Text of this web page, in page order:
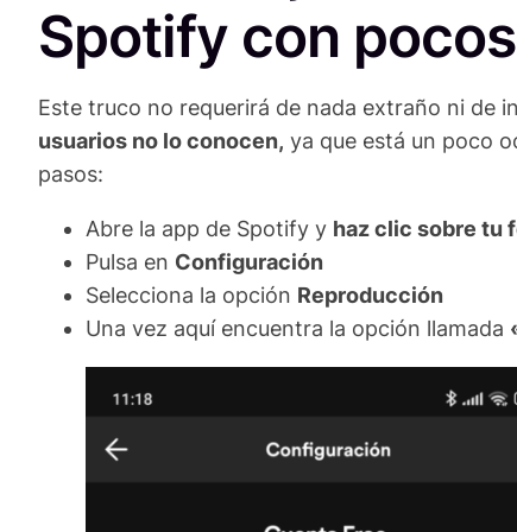
Spotify con
Este truco no requerirá de nada extraño ni de
usuarios no lo conocen, ya que está un poco
pasos:
Abre la app de Spotify y haz clic sobre tu
Pulsa en Configuración
Selecciona la opción Reproducción
Una vez aquí encuentra la opción llamada